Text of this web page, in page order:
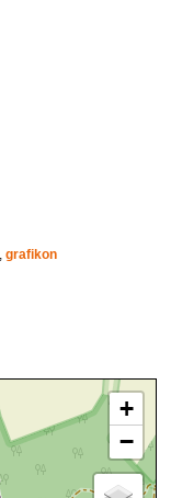
,grafikon
+
−